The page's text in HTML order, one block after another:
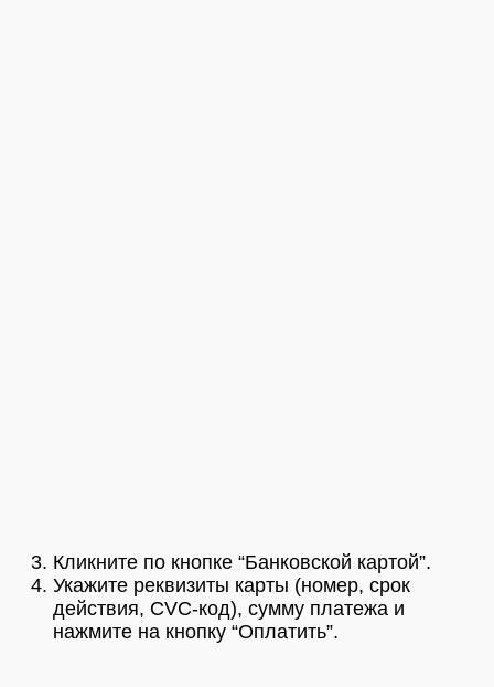
Кликните по кнопке “Банковской картой”.
Укажите реквизиты карты (номер, срок
действия, CVC-код), сумму платежа и
нажмите на кнопку “Оплатить”.